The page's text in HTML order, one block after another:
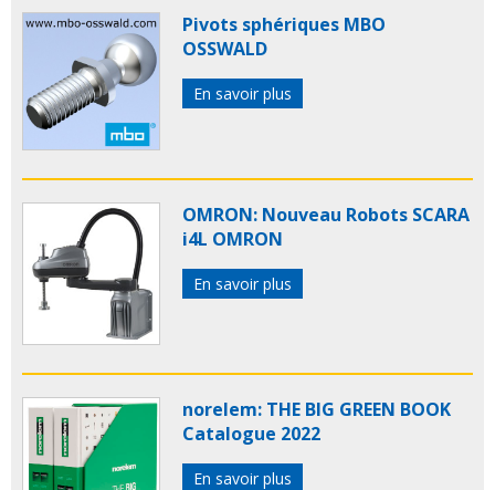
Pivots sphériques MBO
OSSWALD
En savoir plus
OMRON: Nouveau Robots SCARA
i4L OMRON
En savoir plus
norelem: THE BIG GREEN BOOK
Catalogue 2022
En savoir plus